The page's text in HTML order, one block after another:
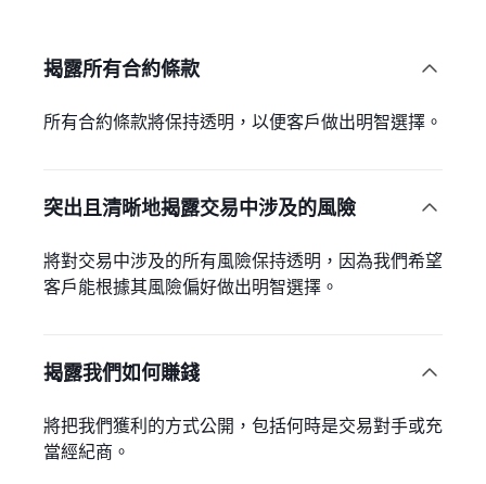
揭露所有合約條款 
所有合約條款將保持透明，以便客戶做出明智選擇。
突出且清晰地揭露交易中涉及的風險 
將對交易中涉及的所有風險保持透明，因為我們希望
客戶能根據其風險偏好做出明智選擇。
揭露我們如何賺錢 
將把我們獲利的方式公開，包括何時是交易對手或充
當經紀商。